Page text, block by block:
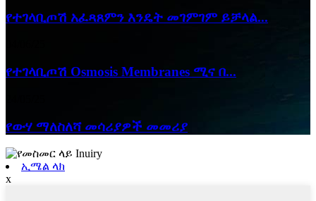
የተገላቢጦሽ አፈጻጸምን እንዴት መገምገም ይቻላል...
የተገላቢጦሽ Osmosis Membranes ሚና በ...
የውሃ ማለስለሻ መሳሪያዎች መመሪያ
ኢሜል ላክ
x